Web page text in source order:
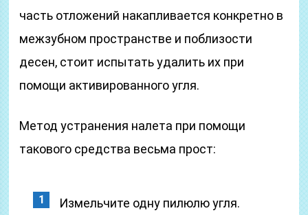
часть отложений накапливается конкретно в
межзубном пространстве и поблизости
десен, стоит испытать удалить их при
помощи активированного угля.
Метод устранения налета при помощи
такового средства весьма прост:
Измельчите одну пилюлю угля.